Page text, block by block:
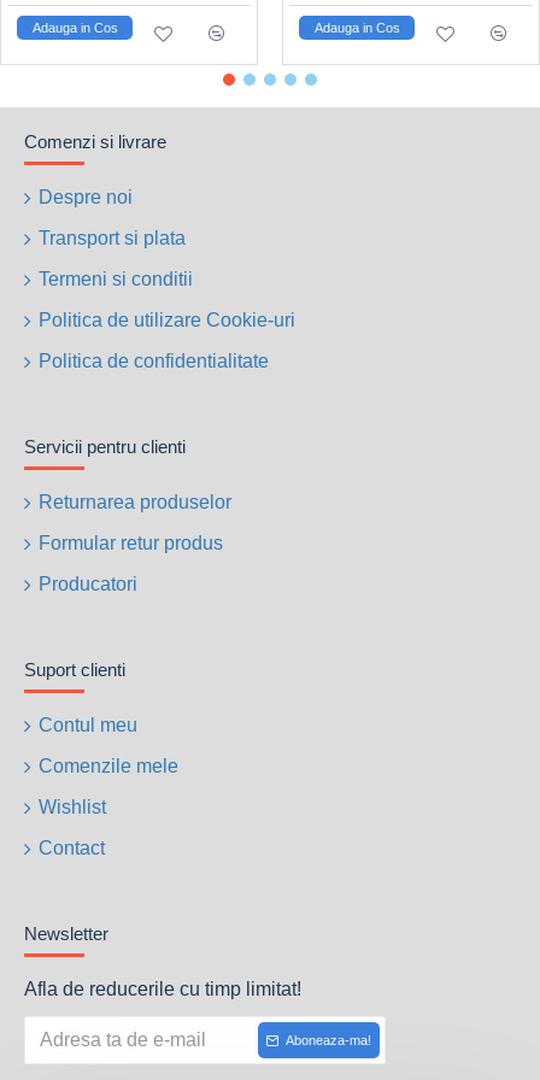
Ambreiaj intern cu alunecare;
Pornire lenta (Soft Start);
Protectie electronica la suprasarcina;
Dispozitiv de protectie PRCD;
Racord de apa integrat;
Livrare standard: cheie fixa, chei imbus si curea pentru
cutia de comanda;
Numar articol: 40964
Adauga in Cos Adauga in Cos
Comenzi si livrare
Despre noi
Transport si plata
Termeni si conditii
Politica de utilizare Cookie-uri
Politica de confidentialitate
Servicii pentru clienti
Returnarea produselor
Formular retur produs
Producatori
Suport clienti
Contul meu
Comenzile mele
Wishlist
Contact
Newsletter
Afla de reducerile cu timp limitat!
Aboneaza-ma!